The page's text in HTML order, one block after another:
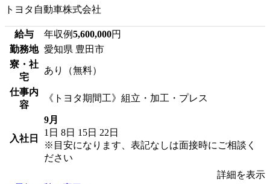
トヨタ自動車株式会社
給与 年収例5,600,000円
勤務地 愛知県 豊田市
寮・社
宅
あり（無料）
仕事内
容
《トヨタ期間工》組立・加工・プレス
入社日
9月
1日 8日 15日 22日
※目安になります、表記なしは面接時にご相談く
ださい
詳細を表示